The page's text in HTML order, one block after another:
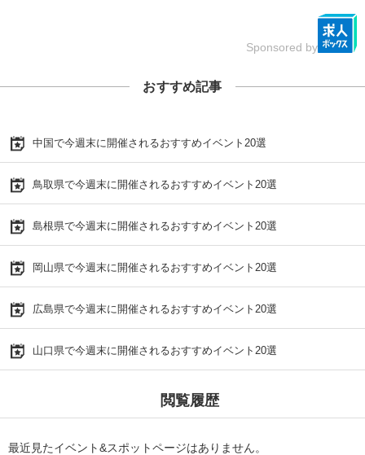
Sponsored by
おすすめ記事
中国で今週末に開催されるおすすめイベント20選
鳥取県で今週末に開催されるおすすめイベント20選
島根県で今週末に開催されるおすすめイベント20選
岡山県で今週末に開催されるおすすめイベント20選
広島県で今週末に開催されるおすすめイベント20選
山口県で今週末に開催されるおすすめイベント20選
閲覧履歴
最近見たイベント&スポットページはありません。